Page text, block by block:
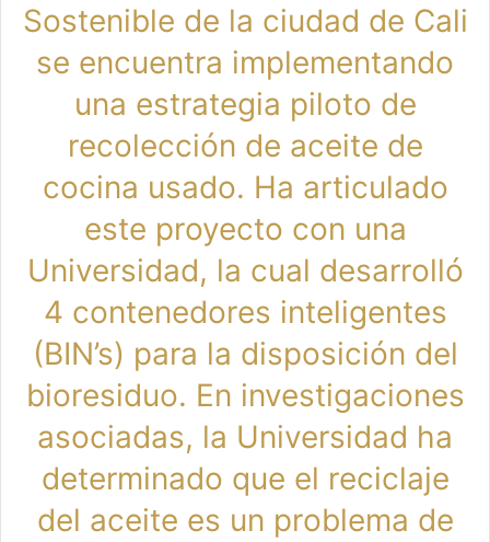
Sostenible de la ciudad de Cali
se encuentra implementando
una estrategia piloto de
recolección de aceite de
cocina usado. Ha articulado
este proyecto con una
Universidad, la cual desarrolló
4 contenedores inteligentes
(BIN’s) para la disposición del
bioresiduo. En investigaciones
asociadas, la Universidad ha
determinado que el reciclaje
del aceite es un problema de